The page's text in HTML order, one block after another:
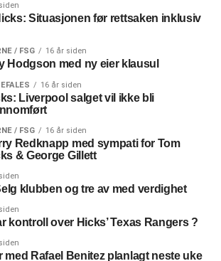
Situasjonen før rettsaken inklusiv
/ FSG 16 år siden
Hodgson med ny eier klausul
16 år siden
Liverpool salget vil ikke bli
/ FSG 16 år siden
Redknapp med sympati for Tom
& George Gillett
klubben og tre av med verdighet
kontroll over Hicks’ Texas Rangers ?
med Rafael Benitez planlagt neste uke